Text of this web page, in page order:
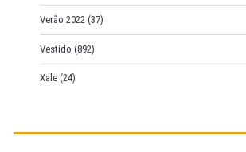
Verão 2022 (37)
Vestido (892)
Xale (24)